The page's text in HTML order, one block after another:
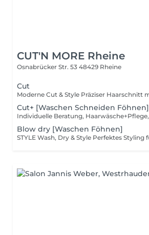
CUT'N MORE Rheine
Osnabrücker Str. 53 48429 Rheine
Cut
Cut+ [Waschen Schneiden Föhnen]
Blow dry [Waschen Föhnen]